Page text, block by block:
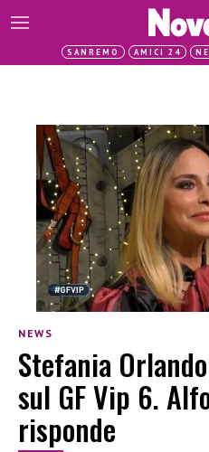
SANREMO AMICI 24
NEWS
Stefania
sul GF Vip 6.
risponde